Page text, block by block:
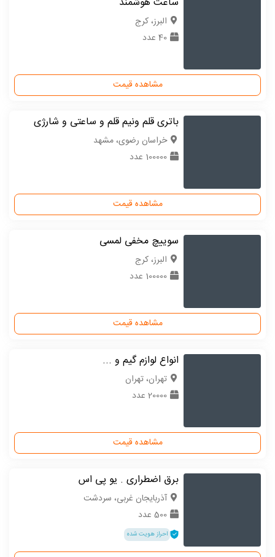
البرز، کرج
40 عدد
مشاهده قیمت
باتری قلم ونیم قلم و ساعتی و شارژی
خراسان رضوی، مشهد
100000 عدد
مشاهده قیمت
سوییچ مخفی لمسی
البرز، کرج
100000 عدد
مشاهده قیمت
انواع لوازم گیم و ...
تهران، تهران
20000 عدد
مشاهده قیمت
برق اضطراری . یو پی اس
آذربایجان غربی، سردشت
500 عدد
احراز هویت شده